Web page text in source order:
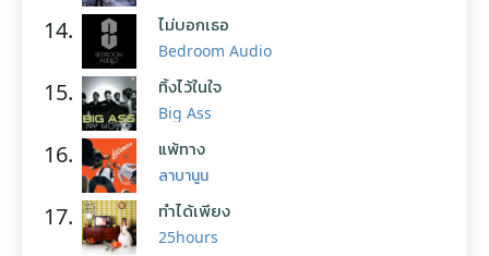
14. ไม่บอกเธอ
Bedroom Audio
15. ทิ้งไว้ในใจ
Big Ass
16. แพ้ทาง
ลาบานูน
17. ทำได้เพียง
25hours